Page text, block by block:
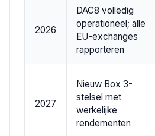
2026
DAC8 volledig
operationeel; alle
EU-exchanges
rapporteren
2027
Nieuw Box 3-
stelsel met
werkelijke
rendementen